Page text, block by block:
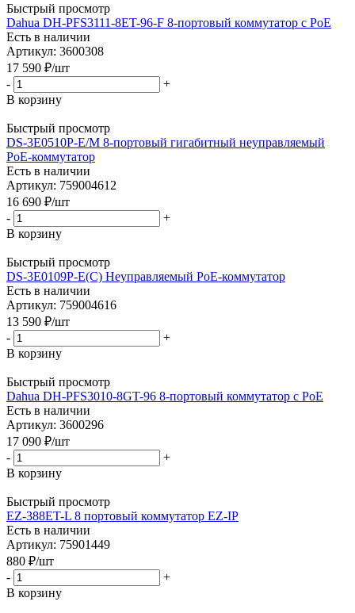
Быстрый просмотр
Dahua DH-PFS3111-8ET-96-F 8-портовый коммутатор c PoE
Есть в наличии
Артикул: 3600308
17 590 ₽/шт
-
+
В корзину
Быстрый просмотр
DS-3E0510P-E/M 8-портовый гигабитный неуправляемый
PoE-коммутатор
Есть в наличии
Артикул: 759004612
16 690 ₽/шт
-
+
В корзину
Быстрый просмотр
DS-3E0109P-E(C) Неуправляемый PoE-коммутатор
Есть в наличии
Артикул: 759004616
13 590 ₽/шт
-
+
В корзину
Быстрый просмотр
Dahua DH-PFS3010-8GT-96 8-портовый коммутатор c PoE
Есть в наличии
Артикул: 3600296
17 090 ₽/шт
-
+
В корзину
Быстрый просмотр
EZ-388ET-L 8 портовый коммутатор EZ-IP
Есть в наличии
Артикул: 75901449
880 ₽/шт
-
+
В корзину